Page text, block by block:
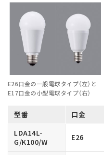
E26口金の一般電球タイプ（左）と
E17口金の小型電球タイプ（右）
型番 口金
LDA14L-
G/K100/W
E26